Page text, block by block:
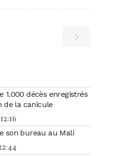
1.000 décès enregistrés
de la canicule
son bureau au Mali